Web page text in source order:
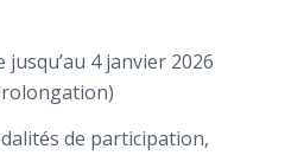
4 janvier 2026
de participation,